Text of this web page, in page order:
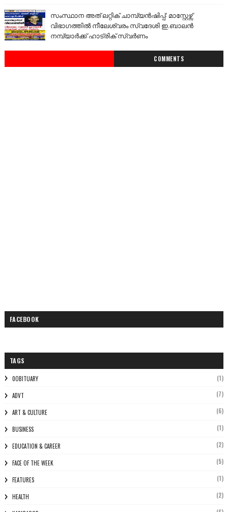
സംസ്ഥാന അത് ലറ്റിക് ചാമ്പ്യൻഷിപ്പ്: മാസ്റ്റേഴ്സ്
വിഭാഗത്തിൽ നീലേശ്വരം സ്വദേശി ഇ.ബാലൻ
നമ്പ്യാർക്ക് ഹാട്രിക് സ്വർണം
COMMENTS
FACEBOOK
TAGS
0OBITUARY (1)
ADVT (7)
ART & CULTURE (6)
BUSINESS (1)
EDUCATION & CAREER (2)
FACE OF THE WEEK (5)
FEATURES (1)
HEALTH (2)